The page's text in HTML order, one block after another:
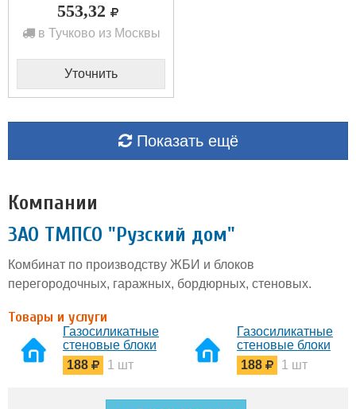
553,32
в Тучково из Москвы
Уточнить
Показать ещё
Компании
ЗАО ТМПСО "Рузский дом"
Комбинат по производству ЖБИ и блоков
перегородочных, гаражных, бордюрных, стеновых.
Товары и услуги
Газосиликатные
стеновые блоки
188
1 шт
Газосиликатные
стеновые блоки
188
1 шт